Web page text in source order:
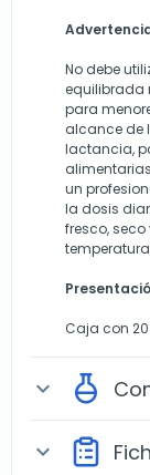
No debe
equilibrada
para
alcance de
lactancia,
un
la dosis
fresco,
temperatura
Caja con
expand_more
expand_more